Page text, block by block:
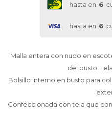
hasta en 6
hasta en 6
Malla entera con nudo en
del busto.
Bolsillo interno en busto para
Confeccionada con tela que